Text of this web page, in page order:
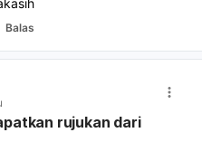
Balas
rujukan dari